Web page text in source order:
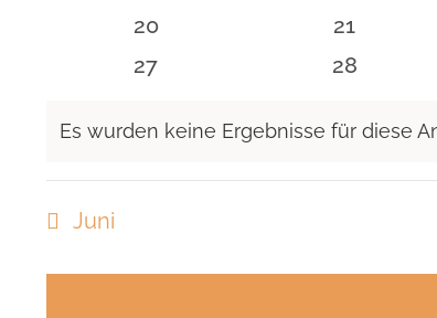
Veranstaltungen
0
Veranstaltungen
20
0
21
0
27
0
28
Es wurden keine Ergebnisse für diese
Juni